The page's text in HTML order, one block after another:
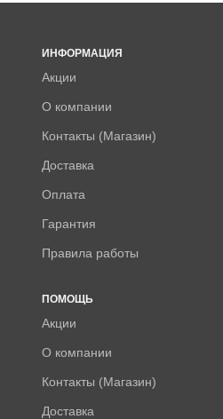
ИНФОРМАЦИЯ
Акции
О компании
Контакты (Магазин)
Доставка
Оплата
Гарантия
Правила работы
ПОМОЩЬ
Акции
О компании
Контакты (Магазин)
Доставка